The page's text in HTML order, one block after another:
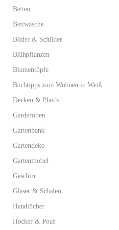
Betten
Bettwäsche
Bilder & Schilder
Blühpflanzen
Blumentöpfe
Buchtipps zum Wohnen in Weiß
Decken & Plaids
Garderoben
Gartenbank
Gartendeko
Gartenmöbel
Geschirr
Gläser & Schalen
Handtücher
Hocker & Pouf